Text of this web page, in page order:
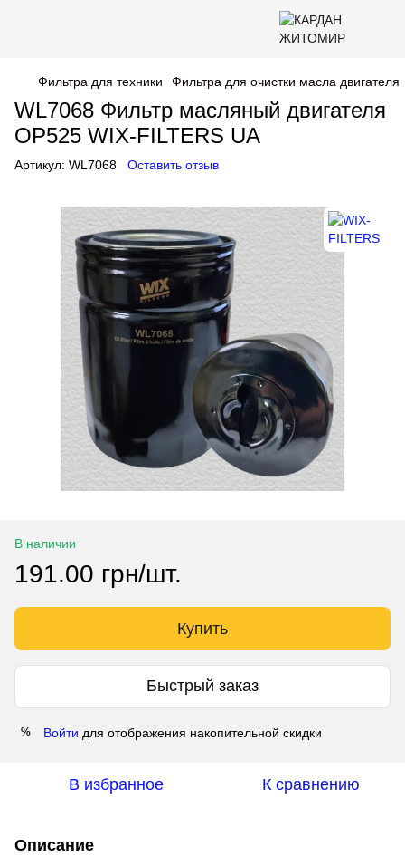
Фильтра для техники Фильтра для очистки масла двигателя
WL7068 Фильтр масляный двигателя
OP525 WIX-FILTERS UA
Артикул: WL7068 Оставить отзыв
В наличии
191.00 грн/шт.
Купить
Быстрый заказ
% Войти для отображения накопительной скидки
В избранное К сравнению
Описание